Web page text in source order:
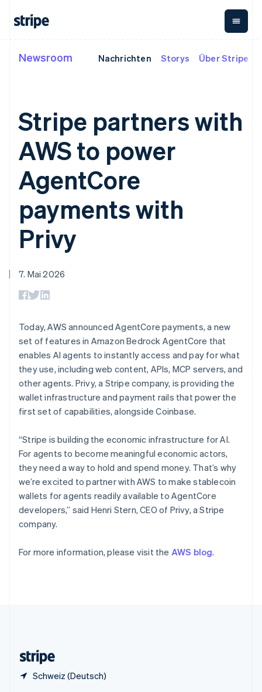
Payments
Managed Payments
Lösung für
eingetragene
Händler/innen
Payment links
Zahlungen
Checkout
Zahlungs-UIs
Elements
Flexible UI-
Komponenten
Zahlungsmethoden
Zugriff auf mehr als
Terminal
Boost
Optimierung der
Autorisierungsraten
Beschleunigter
Bezahlvorgang
Financial
Connections
Verbundene
Umsatz
Metronome
Nutzungsbasierte
Abrechnung
Abonnements
Abonnementverwaltung
Einmalig oder wiederkehrend
Tax
Verkaufs- und USt.-
Optimierung
Revenue Recognition
Mehr
Product roadmap
Ausblick
Radar
Betrugsprävention
Start-up-Gründung
Stripe-Sessions 2026
Nach Phase
Agentenbasierter
Handel
Crypto
Embedded Finance
Finanzautomatisierung
Nach Branche
KI-Unternehmen
Creator Economy
Gaming
Bewirtung, Reisen und
Freizeit
Versicherungen
Unterhaltung
Gemeinnützige
Organisationen
Fachdienstleistungen
Öffentlicher Sektor
Einzelhandel
Partner
Dokumentation
Stripe Apps
Leitfäden
Grundlagen: Online-
So integrieren Sie einen
nutzungsbasierte
Abrechnung um
Stablecoin-gestützte
Karten ausgeben: So
geht´s
Bereitstellung und
Verwaltung von
Diensten mit Agenten
Ressourcen
App-Integrationen
Code-Beispiele
Entwickler-Blog
API-Status
Wissenswertes
Support
Support anfordern
Verwaltete Support-
Fachdienstleistungen
Stripe Press
Kontakt
Sales-Team
kontaktieren
Partner werden
Newsroom Nachrichten Storys Über Stripe
Stripe partners with
AWS to power
AgentCore
payments with
Privy
7. Mai 2026
Today, AWS announced AgentCore payments, a new
set of features in Amazon Bedrock AgentCore that
enables AI agents to instantly access and pay for what
they use, including web content, APIs, MCP servers, and
other agents. Privy, a Stripe company, is providing the
wallet infrastructure and payment rails that power the
first set of capabilities, alongside Coinbase.
“Stripe is building the economic infrastructure for AI.
For agents to become meaningful economic actors,
they need a way to hold and spend money. That’s why
we’re excited to partner with AWS to make stablecoin
wallets for agents readily available to AgentCore
developers,” said Henri Stern, CEO of Privy, a Stripe
company.
For more information, please visit the AWS blog.
Schweiz (Deutsch)
Litauen
FrançaisDeutsch English
Mexiko
EspañolEnglish
Neuseeland
English
Niederlande
Nederlands English
Norwegen
English
Österreich
Deutsch
Polen
Português
Rumänien
English
SvenskaEnglish
Schweiz
DeutschFrançais ItalianoEnglish
Singapur
English简体中文
Slowakei
English
Slowenien
Sonderverwaltungsregion Hongkong,
China
English简体中文
Spanien
EspañolEnglish
Thailand
ไทยEnglish
Tschechische Republik
English
English